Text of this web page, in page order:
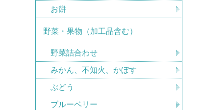
お餅
野菜・果物（加工品含む）
野菜詰合わせ
みかん、不知火、かぼす
ぶどう
ブルーベリー